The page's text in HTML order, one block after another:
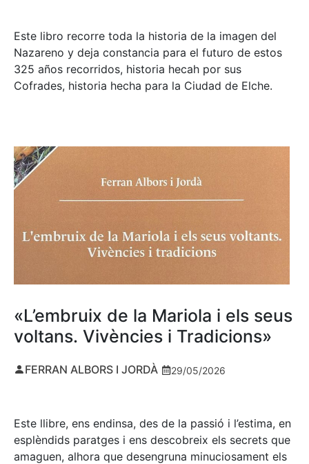
Este libro recorre toda la historia de la imagen del
Nazareno y deja constancia para el futuro de estos
325 años recorridos, historia hecah por sus
Cofrades, historia hecha para la Ciudad de Elche.
«L’embruix de la Mariola i els seus
voltans. Vivències i Tradicions»
FERRAN ALBORS I JORDÀ 29/05/2026
Este llibre, ens endinsa, des de la passió i l’estima, en
esplèndids paratges i ens descobreix els secrets que
amaguen, alhora que desengruna minuciosament els